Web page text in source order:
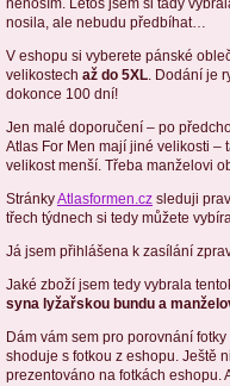
nosila, ale nebudu předbíhat…
V eshopu si vyberete pánské
velikostech až do 5XL . Dodání je
dokonce 100 dní!
Jen malé doporučení – po
Atlas For Men mají jiné velikosti –
velikost menší. Třeba manželovi
StránkyAtlasformen.cz sleduji
třech týdnech si tedy můžete
Já jsem přihlášena k zasílání
Jaké zboží jsem tedy vybrala
syna lyžařskou bundu a
Dám vám sem pro porovnání
shoduje s fotkou z eshopu. Ještě
prezentováno na fotkách eshopu.